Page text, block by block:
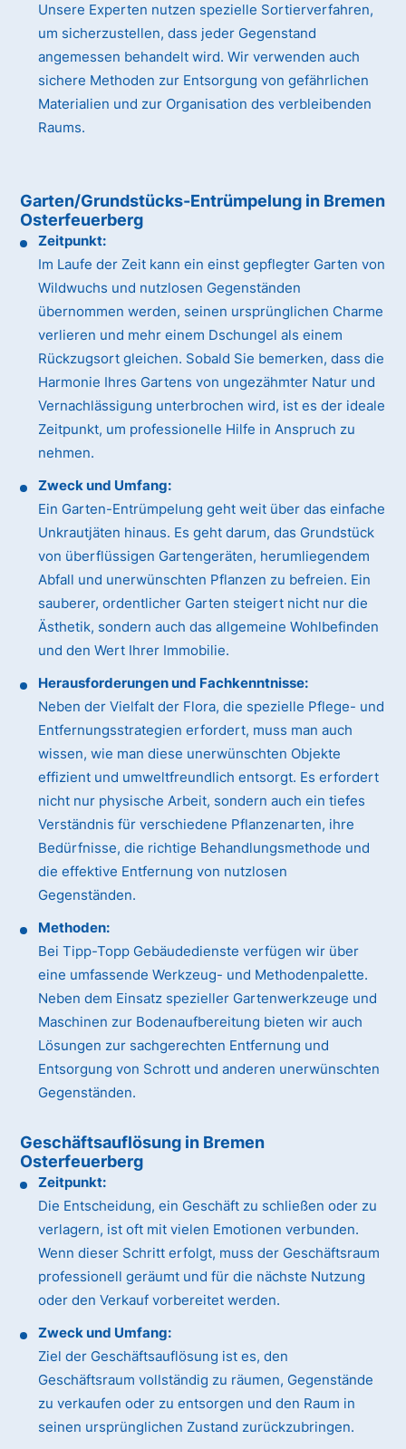
Unsere Experten nutzen spezielle Sortierverfahren,
um sicherzustellen, dass jeder Gegenstand
angemessen behandelt wird. Wir verwenden auch
sichere Methoden zur Entsorgung von gefährlichen
Materialien und zur Organisation des verbleibenden
Raums.
Garten/Grundstücks-Entrümpelung in Bremen
Osterfeuerberg
Zeitpunkt:
Im Laufe der Zeit kann ein einst gepflegter Garten von
Wildwuchs und nutzlosen Gegenständen
übernommen werden, seinen ursprünglichen Charme
verlieren und mehr einem Dschungel als einem
Rückzugsort gleichen. Sobald Sie bemerken, dass die
Harmonie Ihres Gartens von ungezähmter Natur und
Vernachlässigung unterbrochen wird, ist es der ideale
Zeitpunkt, um professionelle Hilfe in Anspruch zu
nehmen.
Zweck und Umfang:
Ein Garten-Entrümpelung geht weit über das einfache
Unkrautjäten hinaus. Es geht darum, das Grundstück
von überflüssigen Gartengeräten, herumliegendem
Abfall und unerwünschten Pflanzen zu befreien. Ein
sauberer, ordentlicher Garten steigert nicht nur die
Ästhetik, sondern auch das allgemeine Wohlbefinden
und den Wert Ihrer Immobilie.
Herausforderungen und Fachkenntnisse:
Neben der Vielfalt der Flora, die spezielle Pflege- und
Entfernungsstrategien erfordert, muss man auch
wissen, wie man diese unerwünschten Objekte
effizient und umweltfreundlich entsorgt. Es erfordert
nicht nur physische Arbeit, sondern auch ein tiefes
Verständnis für verschiedene Pflanzenarten, ihre
Bedürfnisse, die richtige Behandlungsmethode und
die effektive Entfernung von nutzlosen
Gegenständen.
Methoden:
Bei Tipp-Topp Gebäudedienste verfügen wir über
eine umfassende Werkzeug- und Methodenpalette.
Neben dem Einsatz spezieller Gartenwerkzeuge und
Maschinen zur Bodenaufbereitung bieten wir auch
Lösungen zur sachgerechten Entfernung und
Entsorgung von Schrott und anderen unerwünschten
Gegenständen.
Geschäftsauflösung in Bremen
Osterfeuerberg
Zeitpunkt:
Die Entscheidung, ein Geschäft zu schließen oder zu
verlagern, ist oft mit vielen Emotionen verbunden.
Wenn dieser Schritt erfolgt, muss der Geschäftsraum
professionell geräumt und für die nächste Nutzung
oder den Verkauf vorbereitet werden.
Zweck und Umfang:
Ziel der Geschäftsauflösung ist es, den
Geschäftsraum vollständig zu räumen, Gegenstände
zu verkaufen oder zu entsorgen und den Raum in
seinen ursprünglichen Zustand zurückzubringen.